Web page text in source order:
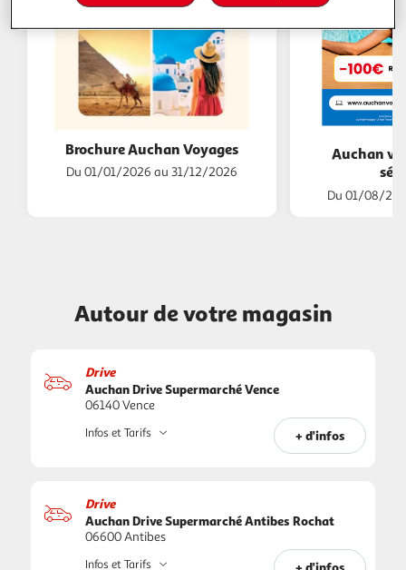
Brochure Auchan Voyages
Du 01/01/2026 au 31/12/2026
Auchan
Du 01/08/
Autour de votre magasin
Drive
Auchan Drive Supermarché Vence
06140 Vence
+ d'infos
Infos et Tarifs
Drive
Auchan Drive Supermarché Antibes Rochat
06600 Antibes
+ d'infos
Infos et Tarifs